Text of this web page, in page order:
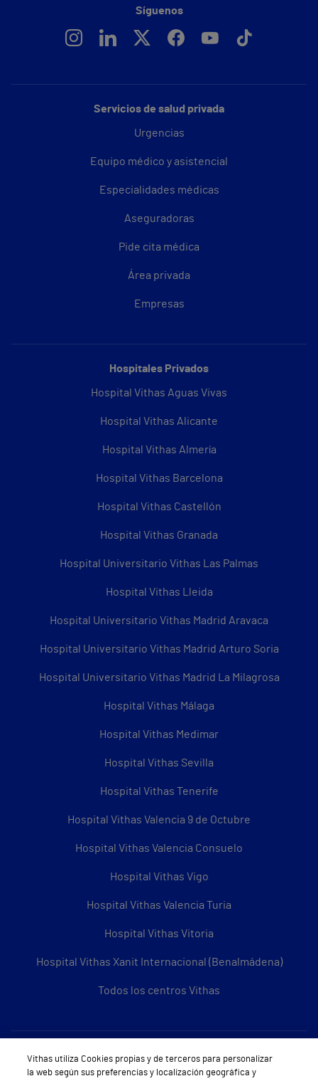
Servicios de salud privada
Urgencias
Equipo médico y asistencial
Especialidades médicas
Aseguradoras
Pide cita médica
Área privada
Empresas
Hospitales Privados
Hospital Vithas Aguas Vivas
Hospital Vithas Alicante
Hospital Vithas Almería
Hospital Vithas Barcelona
Hospital Vithas Castellón
Hospital Vithas Granada
Hospital Universitario Vithas Las Palmas
Hospital Vithas Lleida
Hospital Universitario Vithas Madrid Aravaca
Hospital Universitario Vithas Madrid Arturo Soria
Hospital Universitario Vithas Madrid La Milagrosa
Hospital Vithas Málaga
Hospital Vithas Medimar
Hospital Vithas Sevilla
Hospital Vithas Tenerife
Hospital Vithas Valencia 9 de Octubre
Hospital Vithas Valencia Consuelo
Hospital Vithas Vigo
Hospital Vithas Valencia Turia
Hospital Vithas Vitoria
Hospital Vithas Xanit Internacional (Benalmádena)
Todos los centros Vithas
Sobre Vithas
Síguenos
Vithas utiliza Cookies propias y de terceros para personalizar
la web según sus preferencias y localización geográfica y